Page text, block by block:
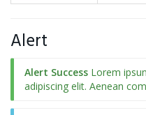
Alert
Alert Success Lorem
adipiscing elit. Aenean